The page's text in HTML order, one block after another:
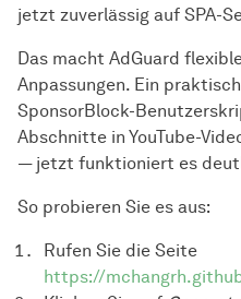
jetzt zuverlässig auf SPA-
Das macht AdGuard
Anpassungen. Ein
SponsorBlock-
Abschnitte in YouTube-
— jetzt funktioniert es
So probieren Sie es aus:
Rufen Sie die Seite
https://